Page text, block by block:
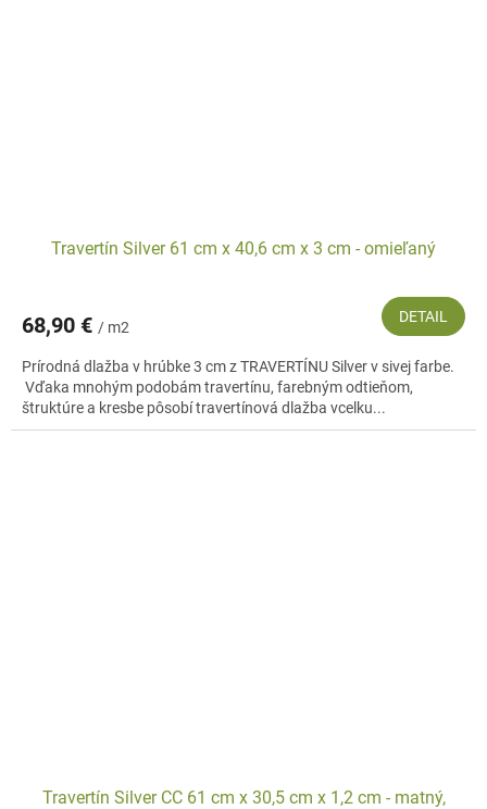
Travertín Silver 61 cm x 40,6 cm x 3 cm - omieľaný
68,90 € / m2
DETAIL
Prírodná dlažba v hrúbke 3 cm z TRAVERTÍNU Silver v sivej farbe.
Vďaka mnohým podobám travertínu, farebným odtieňom,
štruktúre a kresbe pôsobí travertínová dlažba vcelku...
Travertín Silver CC 61 cm x 30,5 cm x 1,2 cm - matný,